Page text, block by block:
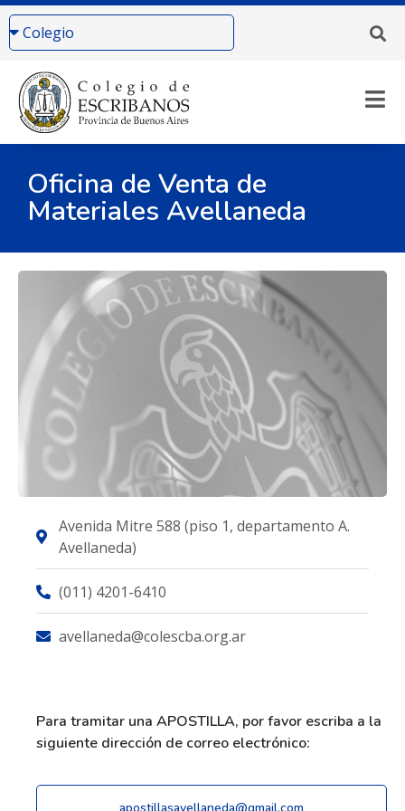
Oficina de Venta de
Materiales Avellaneda
Avenida Mitre 588 (piso 1, departamento A.
Avellaneda)
(011) 4201-6410
avellaneda@colescba.org.ar
Para tramitar una APOSTILLA, por favor escriba a la
siguiente dirección de correo electrónico: